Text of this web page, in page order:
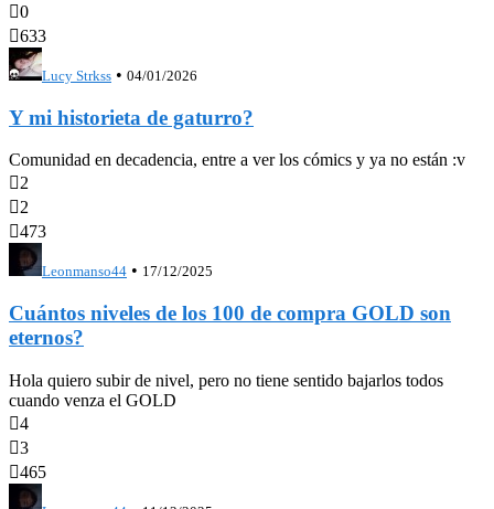
0
633
Lucy Strkss • 04/01/2026
Y mi historieta de gaturro?
Comunidad en decadencia, entre a ver los cómics y ya no están :v
2
2
473
Leonmanso44 • 17/12/2025
Cuántos niveles de los 100 de compra GOLD son
eternos?
Hola quiero subir de nivel, pero no tiene sentido bajarlos todos
cuando venza el GOLD
4
3
465